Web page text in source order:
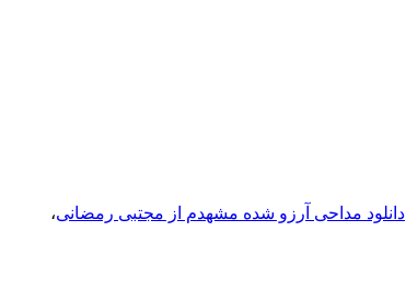
دانلود مداحی آرزو شده مشهدم از مجتبی رمضانی،